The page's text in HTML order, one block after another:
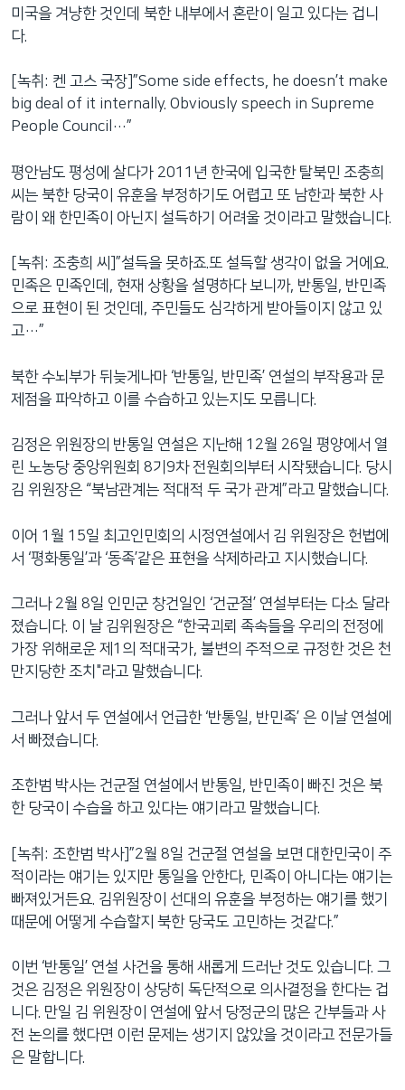
미국을 겨냥한 것인데 북한 내부에서 혼란이 일고 있다는 겁니
다.
[녹취: 켄 고스 국장]”Some side effects, he doesn’t make
big deal of it internally. Obviously speech in Supreme
People Council…”
평안남도 평성에 살다가 2011년 한국에 입국한 탈북민 조충희
씨는 북한 당국이 유훈을 부정하기도 어렵고 또 남한과 북한 사
람이 왜 한민족이 아닌지 설득하기 어려울 것이라고 말했습니다.
[녹취: 조충희 씨]”설득을 못하죠.또 설득할 생각이 없을 거에요.
민족은 민족인데, 현재 상황을 설명하다 보니까, 반통일, 반민족
으로 표현이 된 것인데, 주민들도 심각하게 받아들이지 않고 있
고…”
북한 수뇌부가 뒤늦게나마 ‘반통일, 반민족’ 연설의 부작용과 문
제점을 파악하고 이를 수습하고 있는지도 모릅니다.
김정은 위원장의 반통일 연설은 지난해 12월 26일 평양에서 열
린 노농당 중앙위원회 8기9차 전원회의부터 시작됐습니다. 당시
김 위원장은 “북남관계는 적대적 두 국가 관계”라고 말했습니다.
이어 1월 15일 최고인민회의 시정연설에서 김 위원장은 헌법에
서 ‘평화통일’과 ‘동족’같은 표현을 삭제하라고 지시했습니다.
그러나 2월 8일 인민군 창건일인 ‘건군절’ 연설부터는 다소 달라
졌습니다. 이 날 김위원장은 “한국괴뢰 족속들을 우리의 전정에
가장 위해로운 제1의 적대국가, 불변의 주적으로 규정한 것은 천
만지당한 조치"라고 말했습니다.
그러나 앞서 두 연설에서 언급한 ‘반통일, 반민족’ 은 이날 연설에
서 빠졌습니다.
조한범 박사는 건군절 연설에서 반통일, 반민족이 빠진 것은 북
한 당국이 수습을 하고 있다는 얘기라고 말했습니다.
[녹취: 조한범 박사]”2월 8일 건군절 연설을 보면 대한민국이 주
적이라는 얘기는 있지만 통일을 안한다, 민족이 아니다는 얘기는
빠져있거든요. 김위원장이 선대의 유훈을 부정하는 얘기를 했기
때문에 어떻게 수습할지 북한 당국도 고민하는 것같다.”
이번 ‘반통일’ 연설 사건을 통해 새롭게 드러난 것도 있습니다. 그
것은 김정은 위원장이 상당히 독단적으로 의사결정을 한다는 겁
니다. 만일 김 위원장이 연설에 앞서 당정군의 많은 간부들과 사
전 논의를 했다면 이런 문제는 생기지 않았을 것이라고 전문가들
은 말합니다.